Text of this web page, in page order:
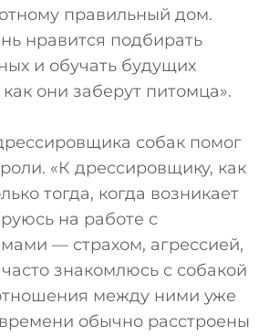
правильный дом.
нравится подбирать
и обучать будущих
они заберут питомца».
собак помог
«К дрессировщику, как
тогда, когда возникает
на работе с
— страхом, агрессией,
знакомлюсь с собакой
между ними уже
обычно расстроены